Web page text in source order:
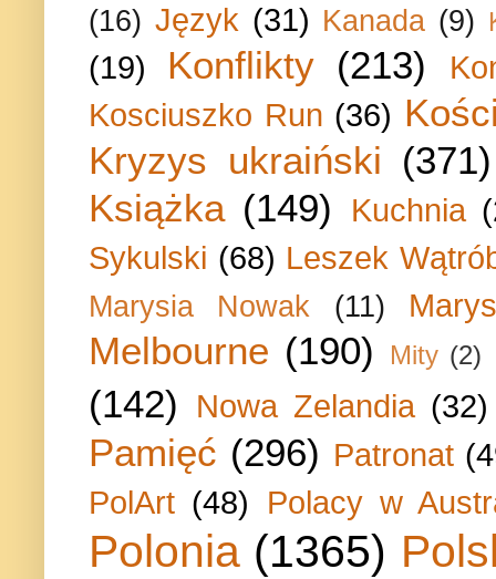
(16) Język (31) Kanada (9)
(19) Konflikty (213)
Kosciuszko Run (36)
Kryzys ukraiński (371)
Książka (149) Kuchnia
Sykulski (68) Leszek
Marysia Nowak (11)
Melbourne (190) Mity (2)
(142) Nowa Zelandia (32)
Pamięć (296) Patronat
PolArt (48) Polacy w
Polonia (1365)